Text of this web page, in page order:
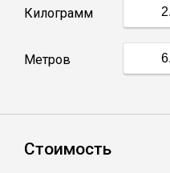
Катанка
Винтовые сваи
Килограмм
Метров
Стоимость